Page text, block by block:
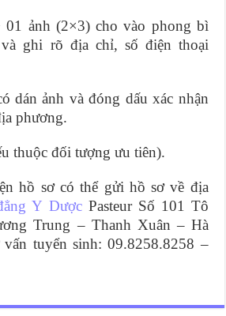
ảnh (2×3) cho vào phong bì
ghi rõ địa chỉ, số điện thoại
dán ảnh và đóng dấu xác nhận
phương.
thuộc đối tượng ưu tiên).
hồ sơ có thể gửi hồ sơ về địa
Y DượcPasteur Số 101 Tô
Trung – Thanh Xuân – Hà
tuyển sinh: 09.8258.8258 –